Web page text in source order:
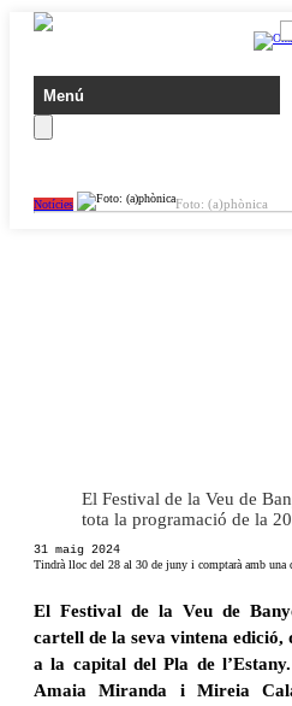
Notícies Foto: (a)phònica
El Festival de la Veu de
tota la programació de la
31 maig 2024
Tindrà lloc del 28 al 30 de juny i comptarà amb una
El Festival de la Veu de
cartell de la seva vintena
a la capital del Pla de
Amaia Miranda i Mireia